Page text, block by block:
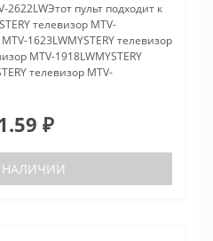
2622LWЭтот пульт подходит к
телевизор MTV-
1623LWMYSTERY телевизор
MTV-1918LWMYSTERY
телевизор MTV-
₽
НАЛИЧИИ